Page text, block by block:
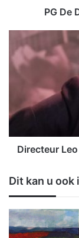
PG De
Directeur
Leo
Hegge
verlaat
Cultuurhuis
Klinker
Directeur
Dit kan u